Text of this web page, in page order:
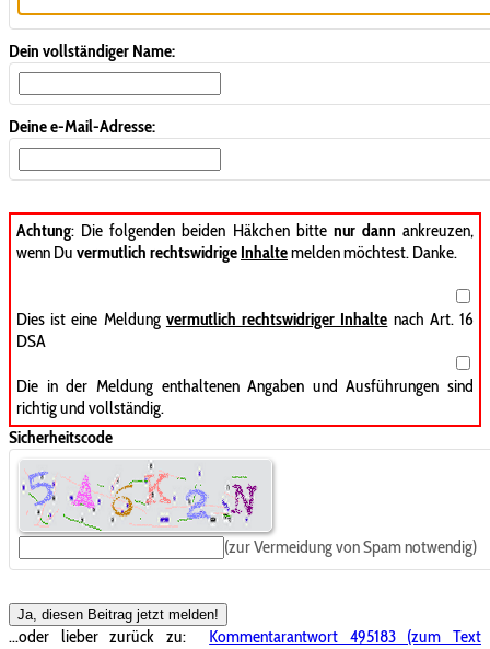
Dein vollständiger Name:
Deine e-Mail-Adresse:
Achtung: Die folgenden beiden Häkchen bitte nur dann ankreuzen,
wenn Du vermutlich rechtswidrige Inhaltemelden möchtest. Danke.
Dies ist eine Meldung vermutlich rechtswidriger Inhalte nach Art. 16
DSA
Die in der Meldung enthaltenen Angaben und Ausführungen sind
richtig und vollständig.
Sicherheitscode
(zur Vermeidung von Spam notwendig)
Ja, diesen Beitrag jetzt melden!
...oder lieber zurück zu:
Kommentarantwort 495183 (zum Text